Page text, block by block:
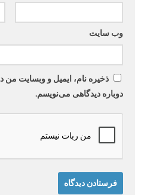
وب‌ سایت
ذخیره نام، ایمیل و وبسایت من
دوباره دیدگاهی می‌نویسم.